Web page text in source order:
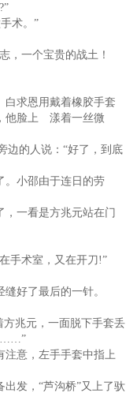
术。”
一个宝贵的战土！
求恩用戴着橡胶手套
他脸上 漾着一丝微
的人说：“好了，到底
小邵由于连日的劳
一看是方兆元站在门
术室，又在开刀!”
好了最后的一针。
兆元，一面脱下手套丢
……”
意，左手手套中指上
发，“芦沟桥”又上了驮